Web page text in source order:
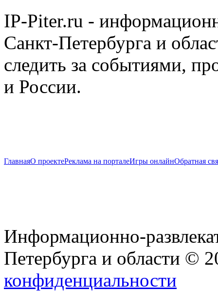
IP-Piter.ru -
Санкт-Петербурга и
следить за событиями,
и России.
ГлавнаяО проектеРеклама на порталеИгры онлайнОбратная
Информационно-
Петербурга и области ©
конфиденциальности